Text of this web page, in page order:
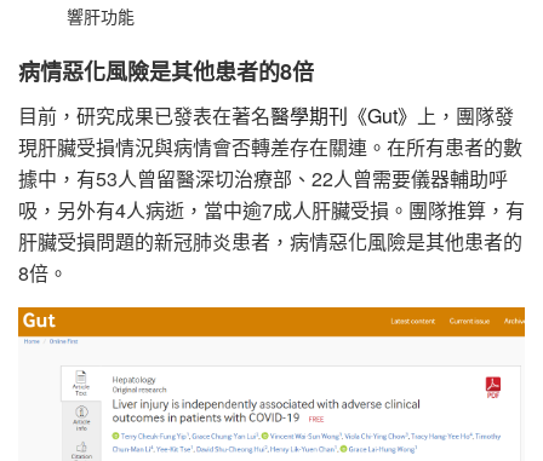
響肝功能
病情惡化風險是其他患者的8倍
目前，研究成果已發表在著名醫學期刊《Gut》 上，團隊發
現肝臟受損情況與病情會否轉差存在關連。在所有患者的數
據中，有53人曾留醫深切治療部、22人曾需要儀器輔助呼
吸，另外有4人病逝，當中逾7成人肝臟受損。團隊推算，有
肝臟受損問題的新冠肺炎患者，病情惡化風險是其他患者的
8倍。